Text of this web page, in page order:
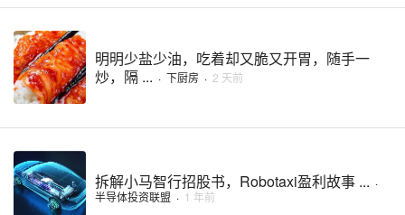
明明少盐少油，吃着却又脆又开胃，随手一
炒，隔 ... · 下厨房 · 2 天前
拆解小马智行招股书，Robotaxi盈利故事 ... ·
半导体投资联盟 · 1 年前